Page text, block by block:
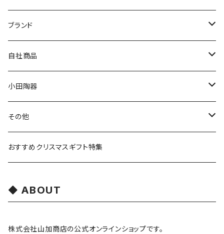
マグ＆カップ
プレート
ボウル
ガラスウェア
カトラリー
ムーミン
80th記念アイテム
リトルミイの日記念アイテム
MOOMIN ANIMATION
スヌーピー
ピーターラビット
ポケットモンスター
ブランド
LA AMYS(エミーズ)
LISA LARSON(リサラーソン)
LAURA ASHLEY(ローラ アシュレイ)
Finlayson(フィンレイソン)
自社商品
ねこ企画
Cecera(セセラ)
CELEC(セレック)
小田陶器
さざなみ
吉祥
その他
リサイクル食器
おすすめクリスマスギフト特集
ABOUT
株式会社山加商店の公式オンラインショップです。